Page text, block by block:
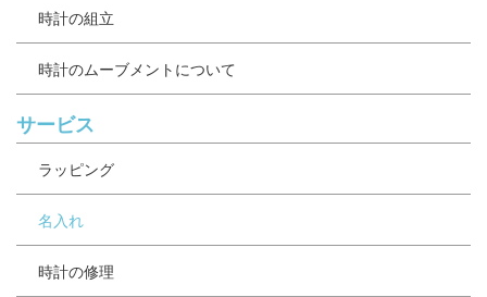
時計の組立
時計のムーブメントについて
サービス
ラッピング
名入れ
時計の修理